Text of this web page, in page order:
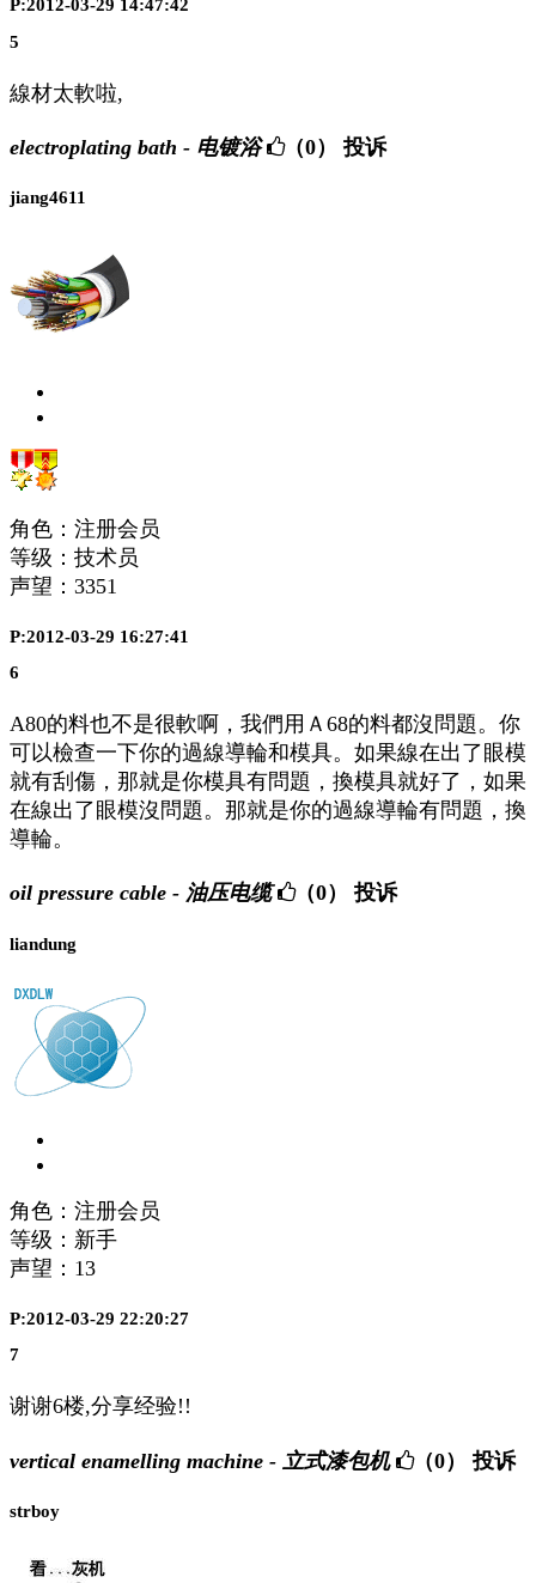
P:2012-03-29 14:47:42
5
線材太軟啦,
electroplating bath - 电镀浴 （0） 投诉
jiang4611
角色：注册会员
等级：技术员
声望： 3351
P:2012-03-29 16:27:41
6
A80的料也不是很軟啊，我們用Ａ68的料都沒問題。你
可以檢查一下你的過線導輪和模具。如果線在出了眼模
就有刮傷，那就是你模具有問題，換模具就好了，如果
在線出了眼模沒問題。那就是你的過線導輪有問題，換
導輪。
oil pressure cable - 油压电缆 （0） 投诉
liandung
角色：注册会员
等级：新手
声望： 13
P:2012-03-29 22:20:27
7
谢谢6楼,分享经验!!
vertical enamelling machine - 立式漆包机 （0） 投诉
strboy